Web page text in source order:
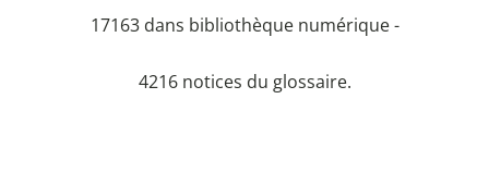
17163 dans bibliothèque numérique -
4216 notices du glossaire.